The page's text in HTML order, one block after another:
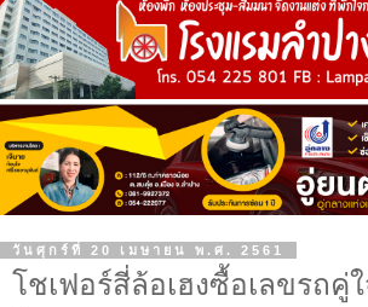
วันศุกร์ที่ 20 เมษายน พ.ศ. 2561
โชเฟอร์สี่ล้อเฮงซื้อเลขรถคู่